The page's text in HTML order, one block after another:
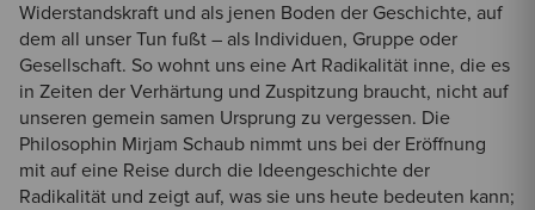
Widerstandskraft und als jenen Boden der Geschichte, auf
dem all unser Tun fußt – als Individuen, Gruppe oder
Gesellschaft. So wohnt uns eine Art Radikalität inne, die es
in Zeiten der Verhärtung und Zuspitzung braucht, nicht auf
unseren gemein samen Ursprung zu vergessen. Die
Philosophin Mirjam Schaub nimmt uns bei der Eröffnung
mit auf eine Reise durch die Ideengeschichte der
Radikalität und zeigt auf, was sie uns heute bedeuten kann;